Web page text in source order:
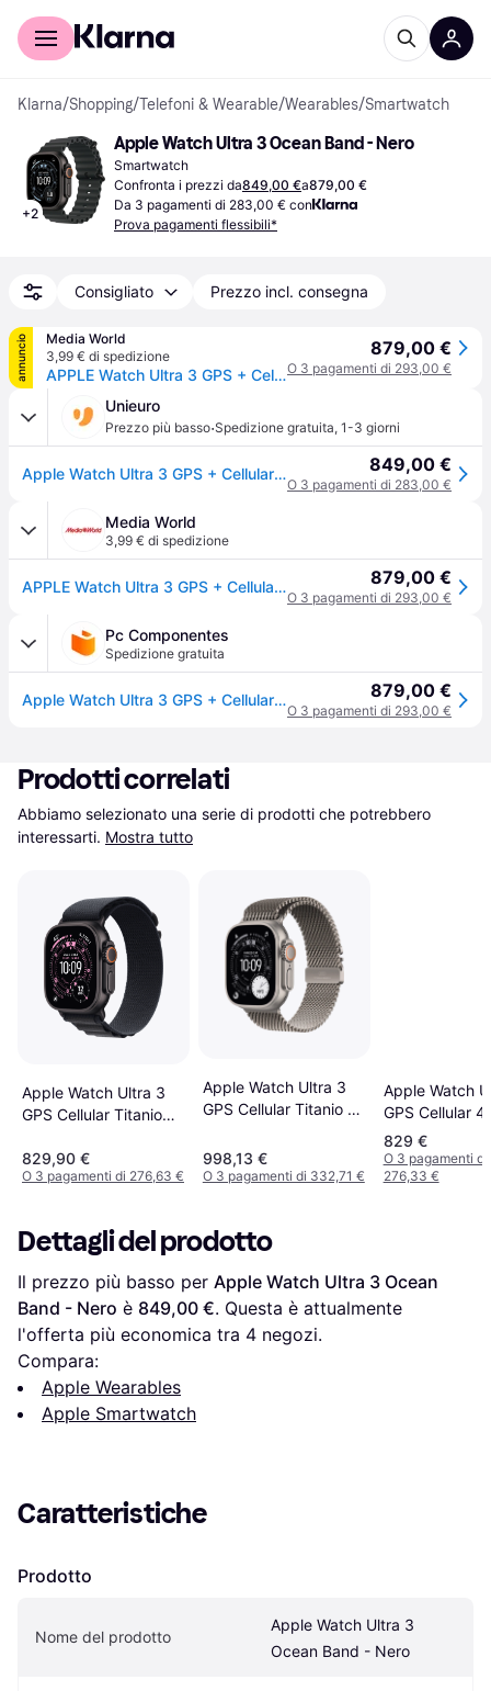
Per il tuo shopping
Klarna/Shopping/Telefoni & Wearable/Wearables/Smartwatch
+2
Apple Watch Ultra 3 Ocean Band - Nero
Smartwatch
Confronta i prezzi da849,00 €a879,00 €
Da 3 pagamenti di 283,00 € con
Prova pagamenti flessibili*
Consigliato Prezzo incl. consegna
annuncio
Media World
3,99 € di spedizione
APPLE Watch Ultra 3 GPS + Cellular, Cassa in titanio nero (49 mm) con Cinturino Ocean
879,00 €
O 3 pagamenti di 293,00 €
Unieuro
Prezzo più basso·Spedizione gratuita, 1-3 giorni
Apple Watch Ultra 3 GPS + Cellular 49mm Cassa Titanio Nero con Band Ocean Nero 849,00 €
O 3 pagamenti di 283,00 €
Media World
3,99 € di spedizione
APPLE Watch Ultra 3 GPS + Cellular, Cassa in titanio nero (49 mm) con Cinturino Ocean 879,00 €
O 3 pagamenti di 293,00 €
Pc Componentes
Spedizione gratuita
Apple Watch Ultra 3 GPS + Cellular 49mm Titanio Nero Cinturino Ocean 879,00 €
O 3 pagamenti di 293,00 €
Prodotti correlati
Abbiamo selezionato una serie di prodotti che potrebbero
interessarti. Mostra tutto
Apple Watch Ultra 3
GPS Cellular Titanio
829,90 €
O 3 pagamenti di 276,63 €
Apple Watch Ultra 3
GPS Cellular Titanio S
998,13 €
O 3 pagamenti di 332,71 €
Apple Watch
GPS Cellular
Titanio Nero
829 €
O 3 pagamenti di
276,33 €
Dettagli del prodotto
Il prezzo più basso per Apple Watch Ultra 3 Ocean
Band - Nero è 849,00 €. Questa è attualmente
l'offerta più economica tra 4 negozi.
Compara:
Apple Wearables
Apple Smartwatch
Caratteristiche
Prodotto
Nome del prodotto
Apple Watch Ultra 3
Ocean Band - Nero